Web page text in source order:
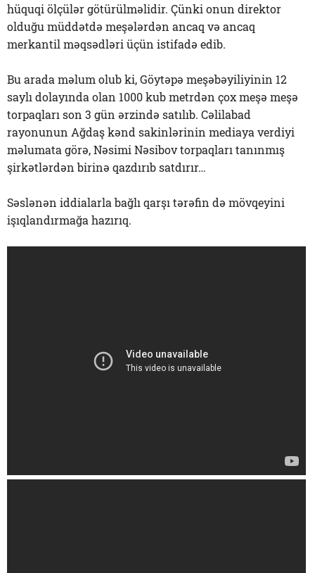
hüquqi ölçülər götürülməlidir. Çünki onun direktor
olduğu müddətdə meşələrdən ancaq və ancaq
merkantil məqsədləri üçün istifadə edib.
Bu arada məlum olub ki, Göytəpə meşəbəyiliyinin 12
saylı dolayında olan 1000 kub metrdən çox meşə meşə
torpaqları son 3 gün ərzində satılıb. Cəlilabad
rayonunun Ağdaş kənd sakinlərinin mediaya verdiyi
məlumata görə, Nəsimi Nəsibov torpaqları tanınmış
şirkətlərdən birinə qazdırıb satdırır…
Səslənən iddialarla bağlı qarşı tərəfin də mövqeyini
işıqlandırmağa hazırıq.